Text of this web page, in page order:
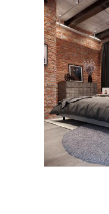
Спальни в чёрных